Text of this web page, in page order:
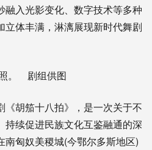
融入光影变化、数字技术等多种
立体丰满，淋漓展现新时代舞剧
。 剧组供图
胡笳十八拍》，是一次关于不
持续促进民族文化互鉴融通的深
南匈奴美稷城(今鄂尔多斯地区)